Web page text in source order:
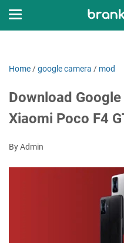
Home /google camera / mod
Download
Xiaomi Poco F4
By Admin